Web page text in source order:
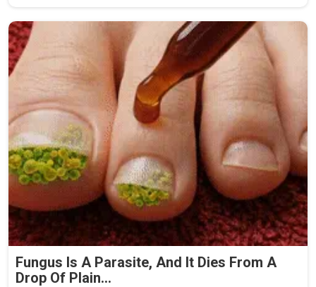
Fungus Is A Parasite, And It Dies From A
Drop Of Plain...